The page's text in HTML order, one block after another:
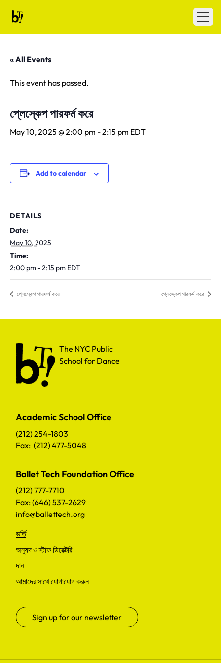
Ballet Tech
« All Events
This event has passed.
প্লেস্কেপ পারফর্ম করে
May 10, 2025 @ 2:00 pm -2:15 pm EDT
Add to calendar
DETAILS
Date:
May 10, 2025
Time:
2:00 pm - 2:15 pm EDT
প্লেস্কেপ পারফর্ম করে প্লেস্কেপ পারফর্ম করে
The NYC Public School for Dance
The NYC Public
School for Dance
Academic School Office
(212) 254-1803
Fax: (212) 477-5048
Ballet Tech Foundation Office
(212) 777-7710
Fax: (646) 537-2629
info@ballettech.org
ভর্তি
অনুষদ ও স্টাফ ডিরেক্টরি
দান
আমাদের সাথে যোগাযোগ করুন
Sign up for our newsletter